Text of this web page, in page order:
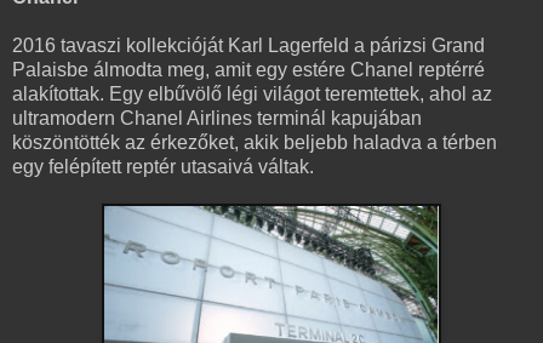
2016 tavaszi kollekcióját Karl Lagerfeld a párizsi Grand
Palaisbe álmodta meg, amit egy estére Chanel reptérré
alakítottak. Egy elbűvölő légi világot teremtettek, ahol az
ultramodern Chanel Airlines terminál kapujában
köszöntötték az érkezőket, akik beljebb haladva a térben
egy felépített reptér utasaivá váltak.